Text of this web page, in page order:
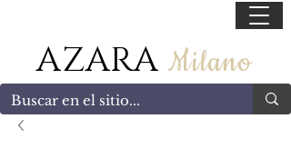
AZARA Milano